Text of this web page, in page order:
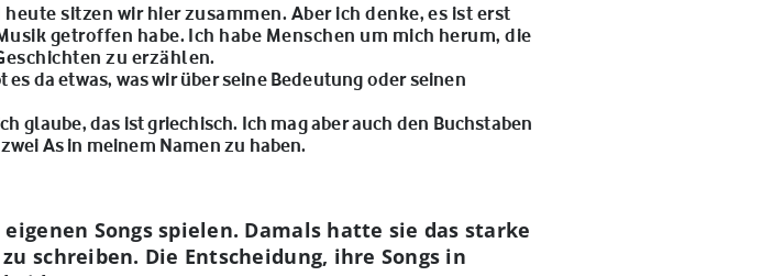
sitzen wir hier zusammen. Aber ich denke, es ist erst
getroffen habe. Ich habe Menschen um mich herum, die
zu erzählen.
da etwas, was wir über seine Bedeutung oder seinen
glaube, das ist griechisch. Ich mag aber auch den Buchstaben
As in meinem Namen zu haben.
Songs spielen. Damals hatte sie das starke
schreiben. Die Entscheidung, ihre Songs in